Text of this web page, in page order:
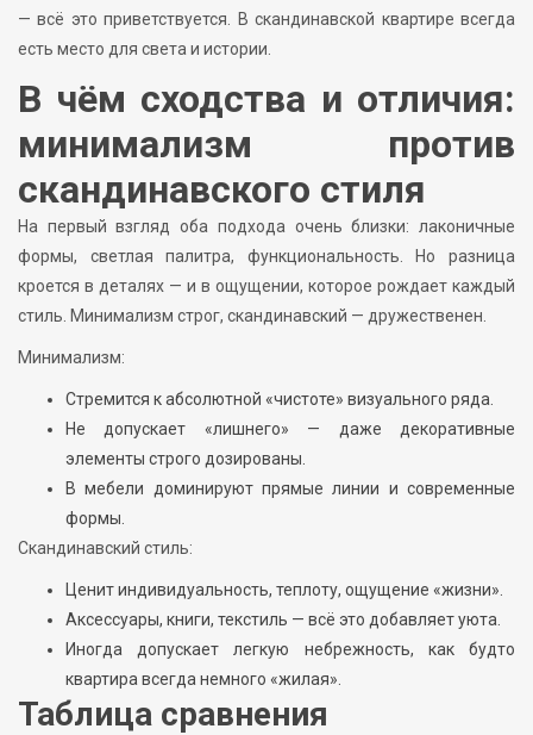
— всё это приветствуется. В скандинавской квартире всегда
есть место для света и истории.
В чём сходства и отличия:
минимализм против
скандинавского стиля
На первый взгляд оба подхода очень близки: лаконичные
формы, светлая палитра, функциональность. Но разница
кроется в деталях — и в ощущении, которое рождает каждый
стиль. Минимализм строг, скандинавский — дружественен.
Минимализм:
Стремится к абсолютной «чистоте» визуального ряда.
Не допускает «лишнего» — даже декоративные
элементы строго дозированы.
В мебели доминируют прямые линии и современные
формы.
Скандинавский стиль:
Ценит индивидуальность, теплоту, ощущение «жизни».
Аксессуары, книги, текстиль — всё это добавляет уюта.
Иногда допускает легкую небрежность, как будто
квартира всегда немного «жилая».
Таблица сравнения